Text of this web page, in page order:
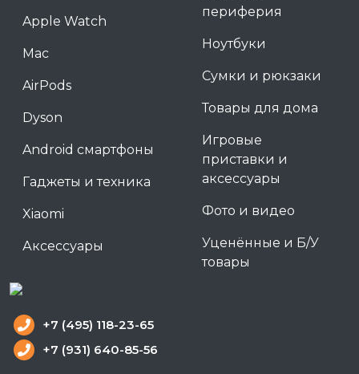
Apple Watch
Mac
AirPods
Dyson
Android смартфоны
Гаджеты и техника
Xiaomi
Аксессуары
периферия
Ноутбуки
Сумки и рюкзаки
Товары для дома
Игровые
приставки и
аксессуары
Фото и видео
Уценённые и Б/У
товары
+7 (495) 118-23-65
+7 (931) 640-85-56